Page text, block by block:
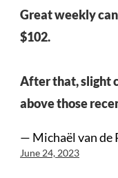
Great weekly
$102.
After that, slight
above those
— Michaël van de
June 24, 2023